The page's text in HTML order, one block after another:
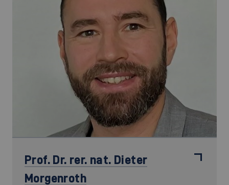
Prof. Dr. rer. nat. Dieter
Morgenroth